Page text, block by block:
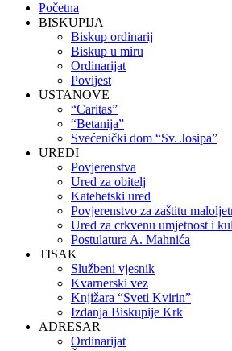
Početna
BISKUPIJA
Biskup ordinarij
Biskup u miru
Ordinarijat
Povijest
USTANOVE
“Caritas”
“Betanija”
Svećenički dom “Sv. Josipa”
UREDI
Povjerenstva
Ured za obitelj
Katehetski ured
Povjerenstvo za zaštitu
Ured za crkvenu umjetnost i
Postulatura A. Mahnića
TISAK
Službeni vjesnik
Kvarnerski vez
Knjižara “Sveti Kvirin”
Izdanja Biskupije Krk
ADRESAR
Ordinarijat